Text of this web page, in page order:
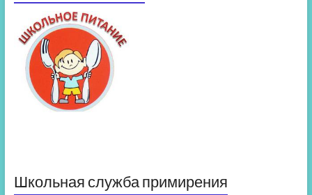
Школьная служба примирения